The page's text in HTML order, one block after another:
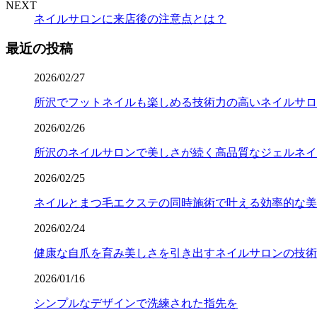
NEXT
ネイルサロンに来店後の注意点とは？
最近の投稿
2026/02/27
所沢でフットネイルも楽しめる技術力の高いネイルサ
2026/02/26
所沢のネイルサロンで美しさが続く高品質なジェルネ
2026/02/25
ネイルとまつ毛エクステの同時施術で叶える効率的な美
2026/02/24
健康な自爪を育み美しさを引き出すネイルサロンの技術
2026/01/16
シンプルなデザインで洗練された指先を